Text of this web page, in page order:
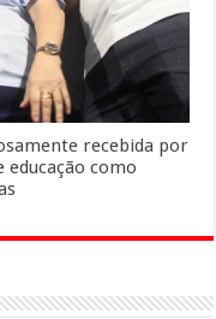
recebida por
educação como